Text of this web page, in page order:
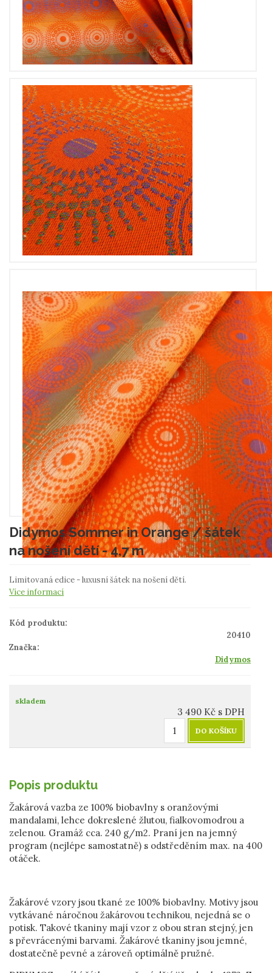
Didymos Sommer in Orange / šátek
na nošení dětí - 4,7 m
Limitovaná edice - luxusní šátek na nošení dětí.
Více informací
Kód produktu:
20410
Značka:
Didymos
skladem
3 490 Kč s DPH
DO KOŠÍKU
Popis produktu
Žakárová vazba ze 100% biobavlny s oranžovými
mandalami, lehce dokreslené žlutou, fialkovomodrou a
zelenou. Gramáž cca. 240 g/m2. Praní jen na jemný
program (nejlépe samostatně) s odstředěním max. na 400
otáček.
Žakárové vzory jsou tkané ze 100% biobavlny. Motivy jsou
vytkávané náročnou žakárovou technikou, nejedná se o
potisk. Takové tkaniny mají vzor z obou stran stejný, jen
s převrácenými barvami. Žakárové tkaniny jsou jemné,
dostatečně pevné a zároveň optimálně pružné.